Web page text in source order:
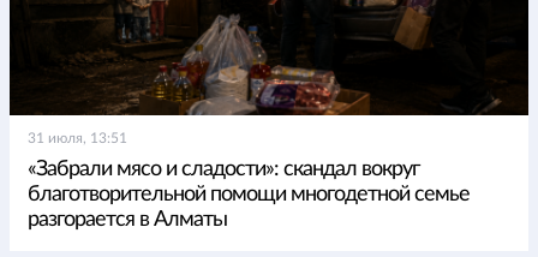
31 июля, 13:51
«Забрали мясо и сладости»: скандал вокруг
благотворительной помощи многодетной семье
разгорается в Алматы